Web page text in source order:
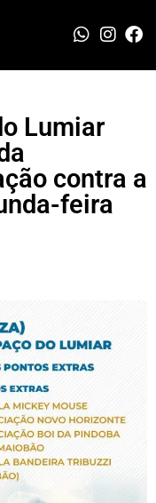
Lumiar
contra a
feira